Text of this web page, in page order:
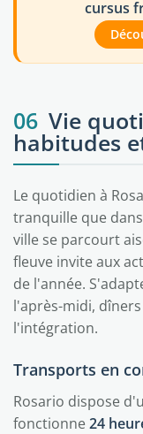
cursus
06 Vie
habitudes
Le quotidien à
tranquille que
ville se parcourt
fleuve invite aux
de l'année.
l'après-midi,
l'intégration.
Transports en
Rosario dispose
fonctionne24